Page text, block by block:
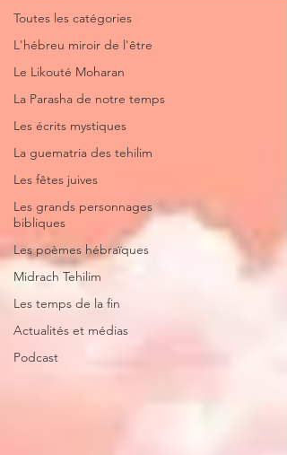
Toutes les catégories
L'hébreu miroir de l'être
Le Likouté Moharan
La Parasha de notre temps
Les écrits mystiques
La guematria des tehilim
Les fêtes juives
Les grands personnages
bibliques
Les poèmes hébraïques
Midrach Tehilim
Les temps de la fin
Actualités et médias
Podcast